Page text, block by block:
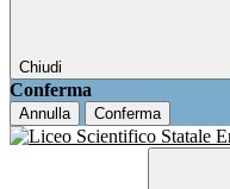
Chiudi
Conferma
Annulla Conferma